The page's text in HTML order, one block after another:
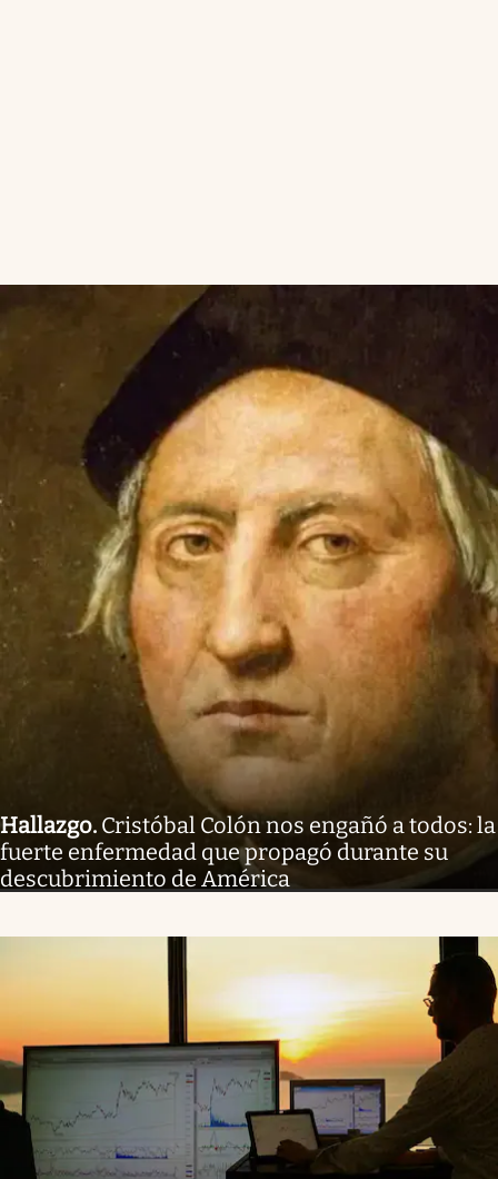
Hallazgo. Cristóbal Colón nos engañó a todos: la
fuerte enfermedad que propagó durante su
descubrimiento de América